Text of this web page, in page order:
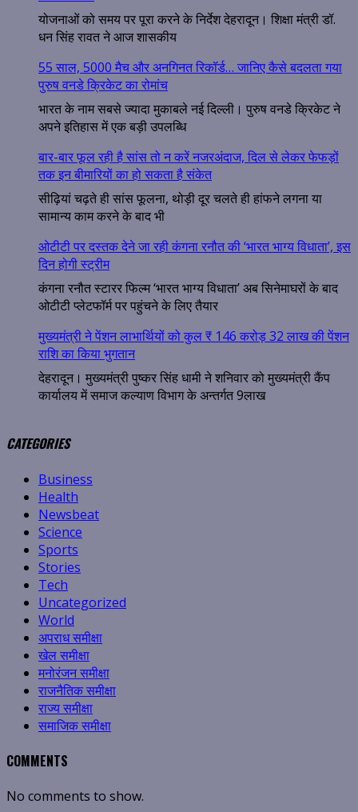
योजनाओं को समय पर पूरा करने के निर्देश देहरादून। शिक्षा मंत्री डॉ.
धन सिंह रावत ने आज शासकीय
55 साल, 5000 मैच और अनगिनत रिकॉर्ड… जानिए कैसे बदलता गया
पुरुष वनडे क्रिकेट का रोमांच
भारत के नाम सबसे ज्यादा मुकाबले नई दिल्ली। पुरुष वनडे क्रिकेट ने
अपने इतिहास में एक बड़ी उपलब्धि
बार-बार फूल रही है सांस तो न करें नजरअंदाज, दिल से लेकर फेफड़ों
तक इन बीमारियों का हो सकता है संकेत
सीढ़ियां चढ़ते ही सांस फूलना, थोड़ी दूर चलते ही हांफने लगना या
सामान्य काम करने के बाद भी
ओटीटी पर दस्तक देने जा रही कंगना रनौत की ‘भारत भाग्य विधाता’, इस
दिन होगी स्ट्रीम
कंगना रनौत स्टारर फिल्म ‘भारत भाग्य विधाता’ अब सिनेमाघरों के बाद
ओटीटी प्लेटफॉर्म पर पहुंचने के लिए तैयार
मुख्यमंत्री ने पेंशन लाभार्थियों को कुल ₹ 146 करोड़ 32 लाख की पेंशन
राशि का किया भुगतान
देहरादून। मुख्यमंत्री पुष्कर सिंह धामी ने शनिवार को मुख्यमंत्री कैंप
कार्यालय में समाज कल्याण विभाग के अन्तर्गत 9लाख
CATEGORIES
Business
Health
Newsbeat
Science
Sports
Stories
Tech
Uncategorized
World
अपराध समीक्षा
खेल समीक्षा
मनोरंजन समीक्षा
राजनैतिक समीक्षा
राज्य समीक्षा
समाजिक समीक्षा
COMMENTS
No comments to show.